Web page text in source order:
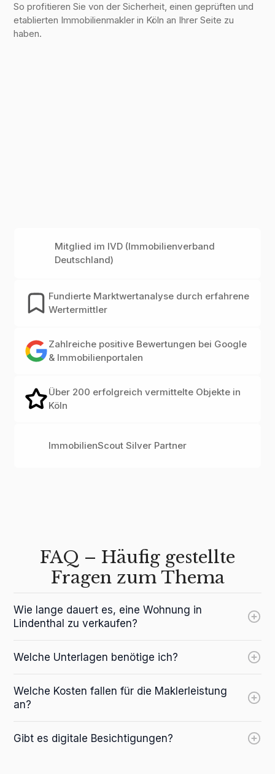
Mitglied im IVD (Immobilienverband
Deutschland)
Fundierte Marktwertanalyse durch erfahrene
Wertermittler
Zahlreiche positive Bewertungen bei Google
& Immobilienportalen
Über 200 erfolgreich vermittelte Objekte in
Köln
ImmobilienScout Silver Partner
So profitieren Sie von der Sicherheit, einen geprüften und
etablierten Immobilienmakler in Köln an Ihrer Seite zu
haben.
FAQ – Häufig gestellte
Fragen zum Thema
Wie lange dauert es, eine Wohnung in
Lindenthal zu verkaufen?
Welche Unterlagen benötige ich?
Welche Kosten fallen für die Maklerleistung
an?
Gibt es digitale Besichtigungen?